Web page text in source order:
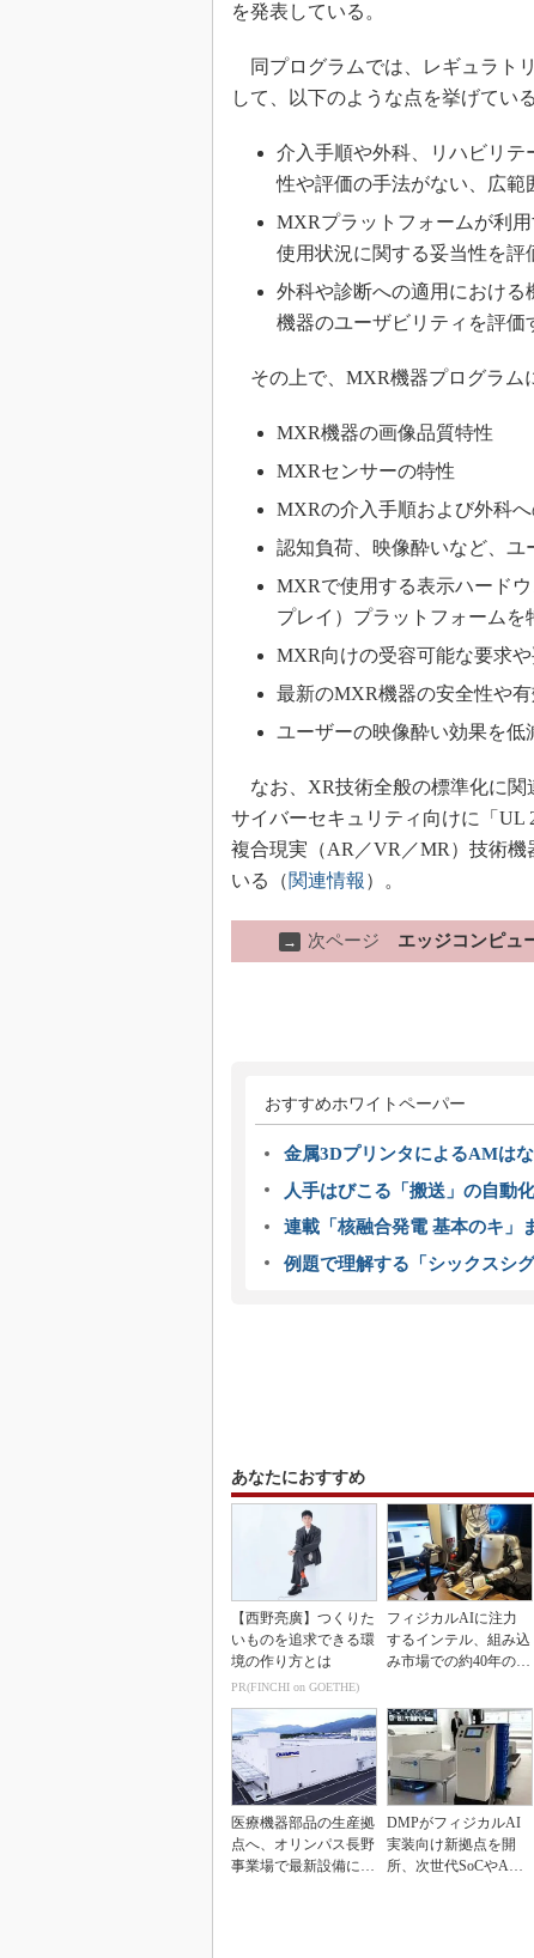
を発表している。
同プログラムでは、レギュラト
して、以下のような点を挙げている
介入手順や外科、リハビリ
性や評価の手法がない、広範
MXRプラットフォームが利
使用状況に関する妥当性を
外科や診断への適用における
機器のユーザビリティを評価
その上で、MXR機器プログラム
MXR機器の画像品質特性
MXRセンサーの特性
MXRの介入手順および外科へ
認知負荷、映像酔いなど、ユ
MXRで使用する表示ハード
プレイ）プラットフォーム
MXR向けの受容可能な要求
最新のMXR機器の安全性や
ユーザーの映像酔い効果を
なお、XR技術全般の標準化に関
サイバーセキュリティ向けに「UL
複合現実（AR／VR／MR）技術
いる（関連情報 ）。
→ 次ページ エッジコンピュ
おすすめホワイトペーパー
金属3DプリンタによるAMは
人手はびこる「搬送」の自動
連載「核融合発電 基本のキ」
例題で理解する「シックスシグ
あなたにおすすめ
【西野亮廣】つくりた
いものを追求できる環
境の作り方とは
PR(FINCHI on GOETHE)
フィジカルAIに注力
するインテル、組み込
み市場での約40年の実
医療機器部品の生産拠
点へ、オリンパス長野
事業場で最新設備に機
DMPがフィジカルAI
実装向け新拠点を開
所、次世代SoCやAM